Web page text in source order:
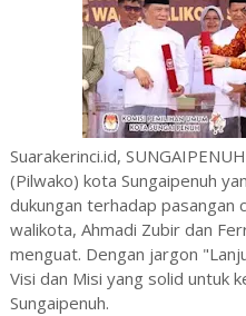
Suarakerinci.id,
(Pilwako) kota Sungaipenuh
dukungan terhadap pasangan
walikota, Ahmadi Zubir dan
menguat. Dengan jargon
Visi dan Misi yang solid untuk
Sungaipenuh.